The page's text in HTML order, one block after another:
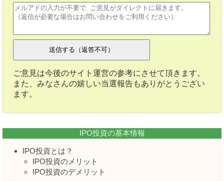
ご意見は今後のサイト運営の参考にさせて頂きます。
また、みなさんの嬉しい当選報告もありがとうござい
ます。
IPO投資の基本情報
IPO投資とは？
IPO投資のメリット
IPO投資のデメリット